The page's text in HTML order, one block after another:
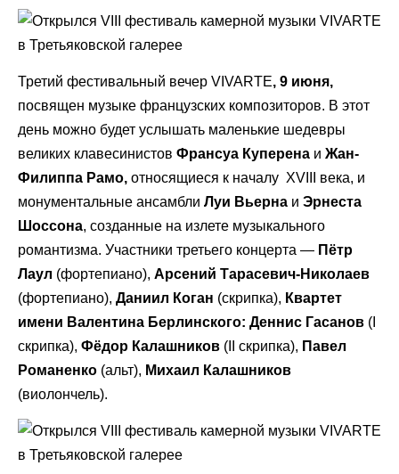
Третий фестивальный вечер VIVARTE, 9 июня,
посвящен музыке французских композиторов. В этот
день можно будет услышать маленькие шедевры
великих клавесинистов Франсуа Куперена и Жан-
Филиппа Рамо, относящиеся к началу XVIII века, и
монументальные ансамбли Луи Вьерна и Эрнеста
Шоссона, созданные на излете музыкального
романтизма. Участники третьего концерта — Пётр
Лаул (фортепиано), Арсений Тарасевич-Николаев
(фортепиано), Даниил Коган (скрипка), Квартет
имени Валентина Берлинского: Деннис Гасанов (I
скрипка), Фёдор Калашников (II скрипка), Павел
Романенко (альт), Михаил Калашников
(виолончель).